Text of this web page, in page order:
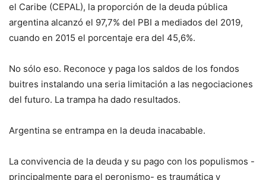
el Caribe (CEPAL), la proporción de la deuda pública
argentina alcanzó el 97,7% del PBI a mediados del 2019,
cuando en 2015 el porcentaje era del 45,6%.
No sólo eso. Reconoce y paga los saldos de los fondos
buitres instalando una seria limitación a las negociaciones
del futuro. La trampa ha dado resultados.
Argentina se entrampa en la deuda inacabable.
La convivencia de la deuda y su pago con los populismos -
principalmente para el peronismo- es traumática y